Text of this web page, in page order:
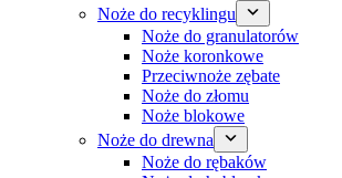
Noże do recyklingu
Noże do granulatorów
Noże koronkowe
Przeciwnoże zębate
Noże do złomu
Noże blokowe
Noże do drewna
Noże do rębaków